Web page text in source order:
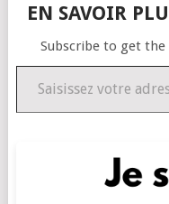
EN SAVOIR
Subscribe to get
Saisissez votre adresse e-mail…